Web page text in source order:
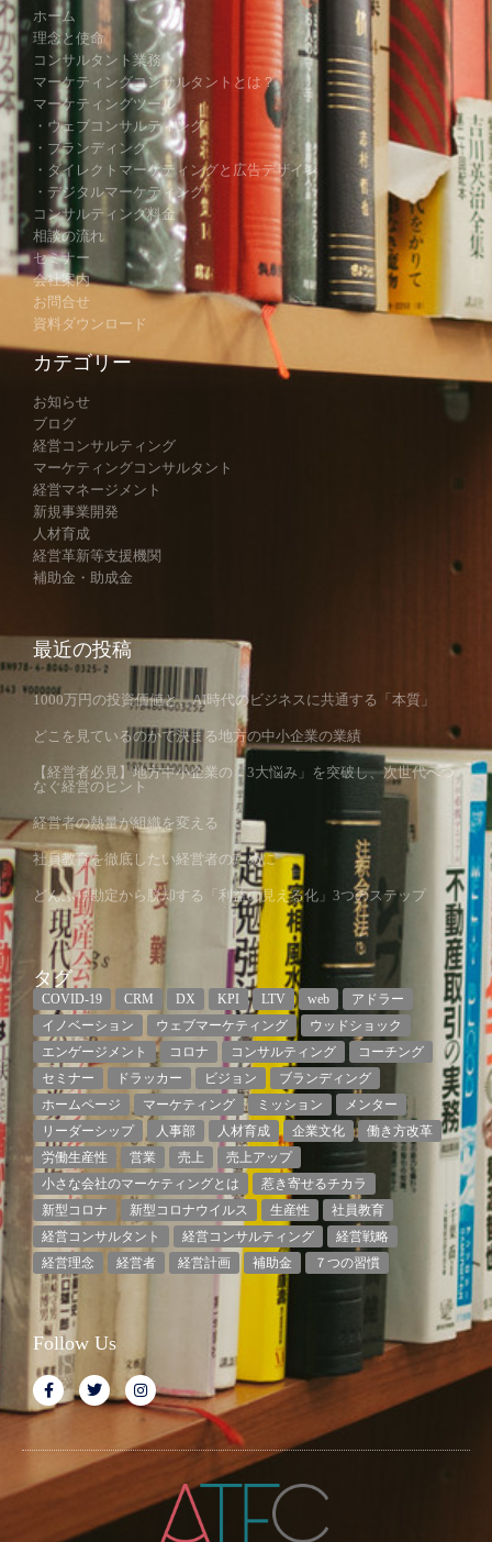
ホーム
理念と使命
コンサルタント業務
マーケティングコンサルタントとは？
マーケティングツール
・ウェブコンサルティング
・ブランディング
・ダイレクトマーケティングと広告デザイン
・デジタルマーケティング
コンサルティング料金
相談の流れ
セミナー
会社案内
お問合せ
資料ダウンロード
カテゴリー
お知らせ
ブログ
経営コンサルティング
マーケティングコンサルタント
経営マネージメント
新規事業開発
人材育成
経営革新等支援機関
補助金・助成金
最近の投稿
1000万円の投資価値と、AI時代のビジネスに共通する「本質」
どこを見ているのかで決まる地方の中小企業の業績
【経営者必見】地方中小企業の「3大悩み」を突破し、次世代へつ
なぐ経営のヒント
経営者の熱量が組織を変える
社員教育を徹底したい経営者のために
どんぶり勘定から脱却する「利益の見える化」3つのステップ
タグ
COVID-19 CRM DX KPI LTV web
アドラー
イノベーション
ウェブマーケティング
ウッドショック
エンゲージメント
コロナ コンサルティング
コーチング
セミナー
ドラッカー ビジョン
ブランディング
ホームページ
マーケティング ミッション
メンター
リーダーシップ
人事部 人材育成 企業文化
働き方改革
労働生産性
営業 売上
売上アップ
小さな会社のマーケティングとは
惹き寄せるチカラ
新型コロナ
新型コロナウイルス 生産性
社員教育
経営コンサルタント
経営コンサルティング
経営戦略
経営理念
経営者 経営計画 補助金 ７つの習慣
Follow Us